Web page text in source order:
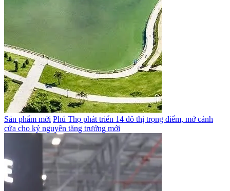
Sản phẩm mới Phú Thọ phát triển 14 đô thị trọng điểm, mở cánh
cửa cho kỷ nguyên tăng trưởng mới